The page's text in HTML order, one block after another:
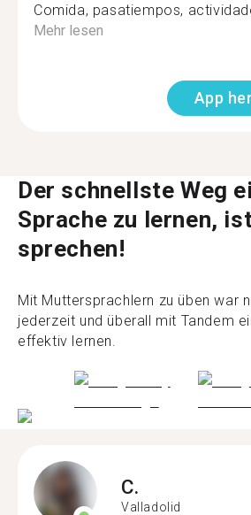
Comida, pasatiempos,
Mehr lesen
App
Der schnellste Weg
Sprache zu lernen,
sprechen!
Mit Muttersprachlern zu üben war
jederzeit und überall mit Tandem
effektiv lernen.
C.
Valladolid